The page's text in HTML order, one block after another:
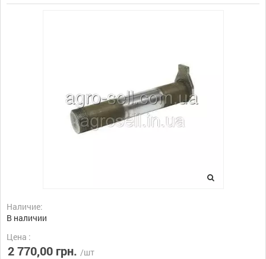
Наличие:
В наличии
Цена :
2 770,00 грн. /шт